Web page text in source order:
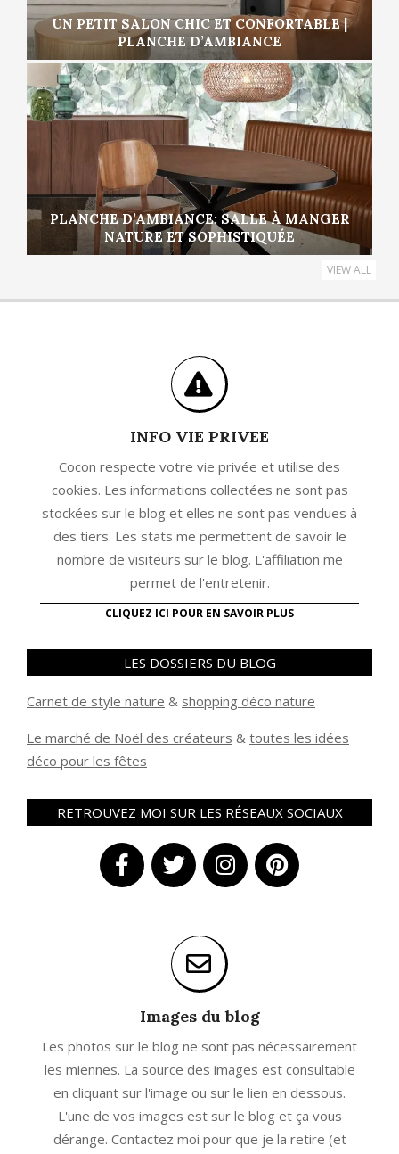
UN PETIT SALON CHIC ET CONFORTABLE |
PLANCHE D’AMBIANCE
PLANCHE D’AMBIANCE: SALLE À MANGER
NATURE ET SOPHISTIQUÉE
VIEW ALL
INFO VIE PRIVEE
Cocon respecte votre vie privée et utilise des
cookies. Les informations collectées ne sont pas
stockées sur le blog et elles ne sont pas vendues à
des tiers. Les stats me permettent de savoir le
nombre de visiteurs sur le blog. L'affiliation me
permet de l'entretenir.
CLIQUEZ ICI POUR EN SAVOIR PLUS
LES DOSSIERS DU BLOG
Carnet de style nature & shopping déco nature
Le marché de Noël des créateurs & toutes les idées
déco pour les fêtes
RETROUVEZ MOI SUR LES RÉSEAUX SOCIAUX
Images du blog
Les photos sur le blog ne sont pas nécessairement
les miennes. La source des images est consultable
en cliquant sur l'image ou sur le lien en dessous.
L'une de vos images est sur le blog et ça vous
dérange. Contactez moi pour que je la retire (et